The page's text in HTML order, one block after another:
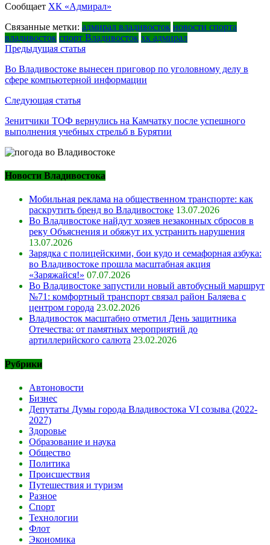
Сообщает ХК «Адмирал»
Связанные метки: адмирал владивосток новости спорта
владивосток спорт Владивосток хк адмирал
Навигация
по
записям
Предыдущая статья
Во Владивостоке вынесен приговор по уголовному делу в
сфере компьютерной информации
Следующая статья
Зенитчики ТОФ вернулись на Камчатку после успешного
выполнения учебных стрельб в Бурятии
Новости Владивостока
Мобильная реклама на общественном транспорте: как
раскрутить бренд во Владивостоке 13.07.2026
Во Владивостоке найдут хозяев незаконных сбросов в
реку Объяснения и обяжут их устранить нарушения
13.07.2026
Зарядка с полицейскими, бои кудо и семафорная азбука:
во Владивостоке прошла масштабная акция
«Заряжайся!» 07.07.2026
Во Владивостоке запустили новый автобусный маршрут
№71: комфортный транспорт связал район Баляева с
центром города 23.02.2026
Владивосток масштабно отметил День защитника
Отечества: от памятных мероприятий до
артиллерийского салюта 23.02.2026
Рубрики
Автоновости
Бизнес
Депутаты Думы города Владивостока VI созыва (2022-
2027)
Здоровье
Образование и наука
Общество
Политика
Происшествия
Путешествия и туризм
Разное
Спорт
Технологии
Флот
Экономика